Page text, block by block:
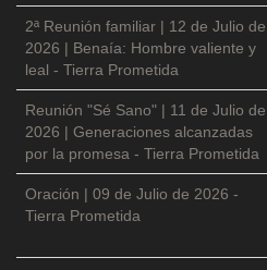
2ª Reunión familiar | 12 de Julio de
2026 | Benaía: Hombre valiente y
leal - Tierra Prometida
Reunión "Sé Sano" | 11 de Julio de
2026 | Generaciones alcanzadas
por la promesa - Tierra Prometida
Oración | 09 de Julio de 2026 -
Tierra Prometida